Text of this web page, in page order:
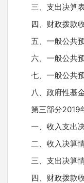
三、支出决算
四、财政拨款
五、一般公共
六、一般公共
七、一般公共
八、政府性基
第三部分2019
一、收入支出
二、收入决算
三、支出决算
四、财政拨款